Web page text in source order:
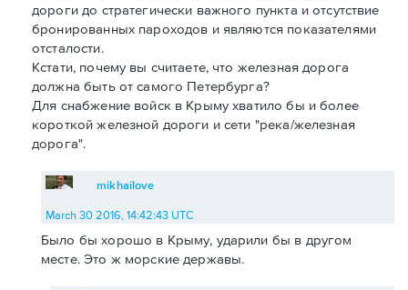
дороги до стратегически важного пункта и отсутствие
бронированных пароходов и являются показателями
отсталости.
Кстати, почему вы считаете, что железная дорога
должна быть от самого Петербурга?
Для снабжение войск в Крыму хватило бы и более
короткой железной дороги и сети "река/железная
дорога".
mikhailove
March 30 2016, 14:42:43 UTC
Было бы хорошо в Крыму, ударили бы в другом
месте. Это ж морские державы.